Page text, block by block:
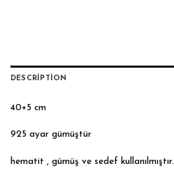
DESCRIPTION
40+5 cm
925 ayar gümüştür
hematit , gümüş ve sedef kullanılmıştır.